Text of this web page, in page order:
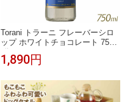
Torani トラーニ フレーバーシロ
ップ ホワイトチョコレート 750m
1,890円